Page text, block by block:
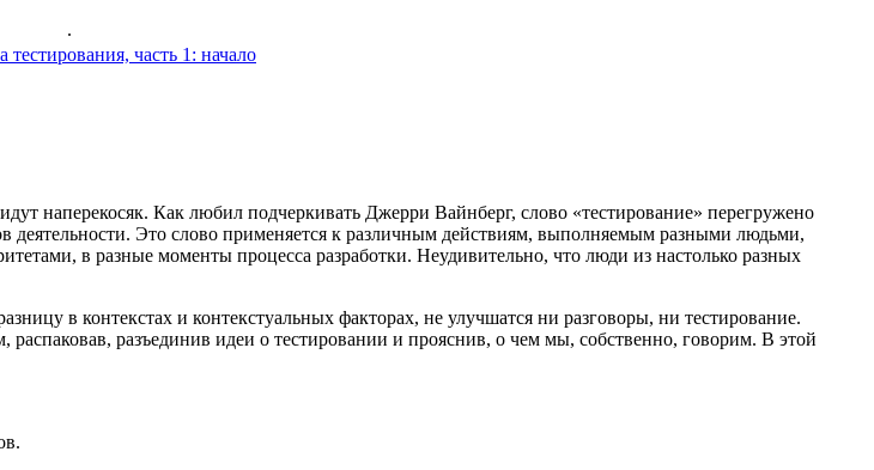
.
часть 1: начало
наперекосяк. Как любил подчеркивать Джерри Вайнберг, слово «тестирование» перегружено
деятельности. Это слово применяется к различным действиям, выполняемым разными людьми,
в разные моменты процесса разработки. Неудивительно, что люди из настолько разных
в контекстах и контекстуальных факторах, не улучшатся ни разговоры, ни тестирование.
разъединив идеи о тестировании и прояснив, о чем мы, собственно, говорим. В этой